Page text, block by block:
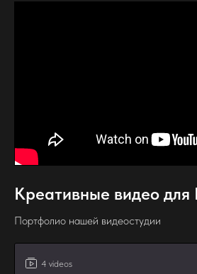
4 videos
Креативные видео для
Портфолио нашей видеостудии